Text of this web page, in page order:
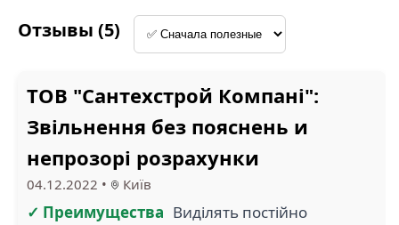
Отзывы (5)
ТОВ "Сантехстрой Компані":
Звільнення без пояснень и
непрозорі розрахунки
04.12.2022 • Київ
✓ Преимущества Виділять постійно